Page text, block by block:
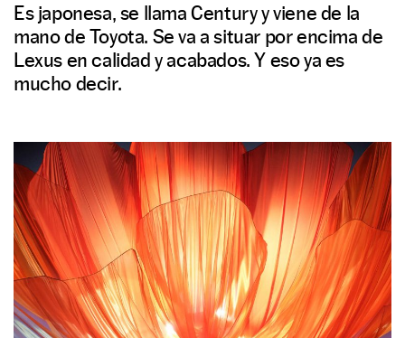
Es japonesa, se llama Century y viene de la
mano de Toyota. Se va a situar por encima de
Lexus en calidad y acabados. Y eso ya es
mucho decir.